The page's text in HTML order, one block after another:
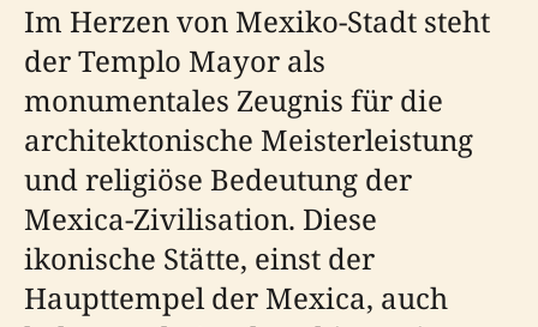
Im Herzen von Mexiko-Stadt steht
der Templo Mayor als
monumentales Zeugnis für die
architektonische Meisterleistung
und religiöse Bedeutung der
Mexica-Zivilisation. Diese
ikonische Stätte, einst der
Haupttempel der Mexica, auch